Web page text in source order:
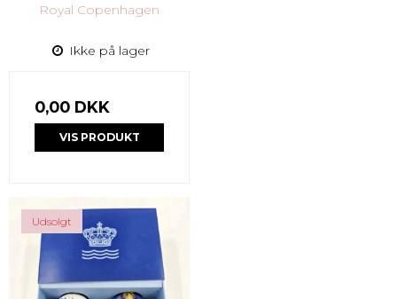
Royal Copenhagen
Ikke på lager
0,00 DKK
VIS PRODUKT
Udsolgt